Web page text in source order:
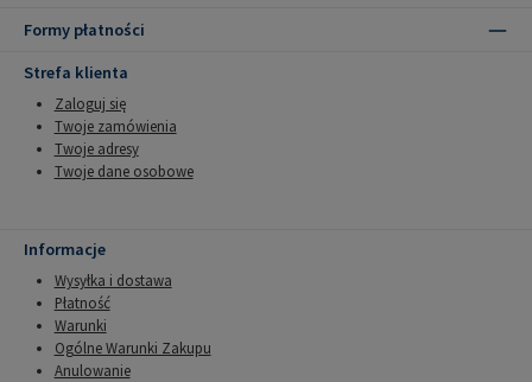
Formy płatności
Strefa klienta
Zaloguj się
Twoje zamówienia
Twoje adresy
Twoje dane osobowe
Informacje
Wysyłka i dostawa
Płatność
Warunki
Ogólne Warunki Zakupu
Anulowanie